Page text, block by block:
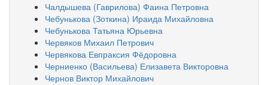
Чалдышева (Гаврилова) Фаина Петровна
Чебунькова (Зоткина) Ираида Михайловна
Чебунькова Татьяна Юрьевна
Червяков Михаил Петрович
Червякова Евпраксия Фёдоровна
Черниенко (Васильева) Елизавета Викторовна
Чернов Виктор Михайлович